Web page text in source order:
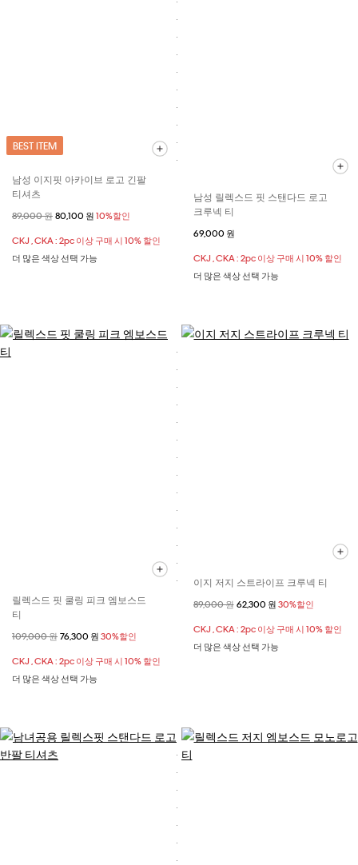
BEST ITEM
남성 이지핏 아카이브 로고 긴팔
티셔츠
할인 전 가격
89,000 원 할인된 가격
80,100 원 10%할인
CKJ , CKA : 2pc 이상 구매 시 10% 할인
더 많은 색상 선택 가능
남성 릴렉스드 핏 스탠다드 로고
크루넥 티
69,000 원
CKJ , CKA : 2pc 이상 구매 시 10% 할인
더 많은 색상 선택 가능
릴렉스드 핏 쿨링 피크 엠보스드
티
할인 전 가격
109,000 원 할인된 가격
76,300 원 30%할인
CKJ , CKA : 2pc 이상 구매 시 10% 할인
더 많은 색상 선택 가능
이지 저지 스트라이프 크루넥 티
할인 전 가격
89,000 원할인된 가격
62,300 원 30%할인
CKJ , CKA : 2pc 이상 구매 시 10% 할인
더 많은 색상 선택 가능